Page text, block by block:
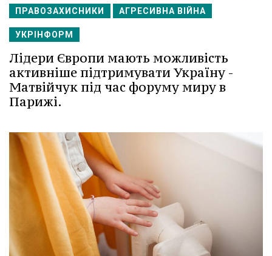
ПРАВОЗАХИСНИКИ АГРЕСИВНА ВІЙНА
УКРІНФОРМ
Лідери Європи мають можливість
активніше підтримувати Україну -
Матвійчук під час форуму миру в
Парижі.